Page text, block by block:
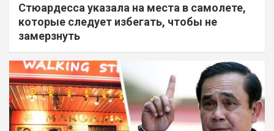
Стюардесса указала на места в самолете,
которые следует избегать, чтобы не
замерзнуть